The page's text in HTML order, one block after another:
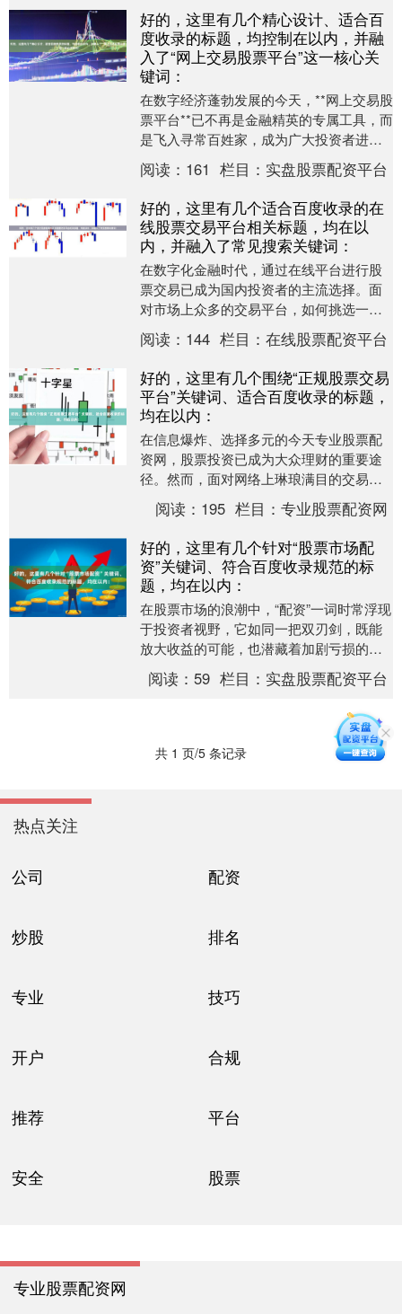
好的，这里有几个精心设计、适合百
度收录的标题，均控制在以内，并融
入了“网上交易股票平台”这一核心关
键词：
在数字经济蓬勃发展的今天，**网上交易股
票平台**已不再是金融精英的专属工具，而
是飞入寻常百姓家，成为广大投资者进行
财富管理、参与资本市场的核心窗口。它
彻底打破....
阅读： 161 栏目： 实盘股票配资平台
好的，这里有几个适合百度收录的在
线股票交易平台相关标题，均在以
内，并融入了常见搜索关键词：
在数字化金融时代，通过在线平台进行股
票交易已成为国内投资者的主流选择。面
对市场上众多的交易平台，如何挑选一个
既安全可靠又功能强大的平台，是每位投
资者都需要认真思....
阅读： 144 栏目：在线股票配资平台
好的，这里有几个围绕“正规股票交易
平台”关键词、适合百度收录的标题，
均在以内：
在信息爆炸、选择多元的今天专业股票配
资网，股票投资已成为大众理财的重要途
径。然而，面对网络上琳琅满目的交易渠
道，如何辨别并选择一家**正规股票交易平
台**，无疑....
阅读： 195 栏目：专业股票配资网
好的，这里有几个针对“股票市场配
资”关键词、符合百度收录规范的标
题，均在以内：
在股票市场的浪潮中，“配资”一词时常浮现
于投资者视野，它如同一把双刃剑，既能
放大收益的可能，也潜藏着加剧亏损的风
险。对于寻求资金杠杆的投资者而言，深
入理解配资的....
阅读：59 栏目： 实盘股票配资平台
共 1 页/5 条记录
热点关注
公司 配资
炒股 排名
专业 技巧
开户 合规
推荐 平台
安全 股票
专业股票配资网